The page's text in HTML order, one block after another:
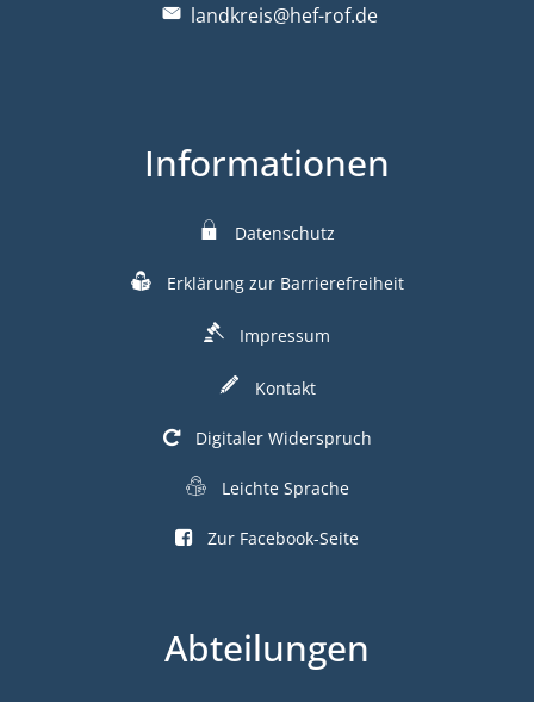
landkreis@hef-rof.de
Informationen
Datenschutz
Erklärung zur Barrierefreiheit
Impressum
Kontakt
Digitaler Widerspruch
Leichte Sprache
Zur Facebook-Seite
Abteilungen